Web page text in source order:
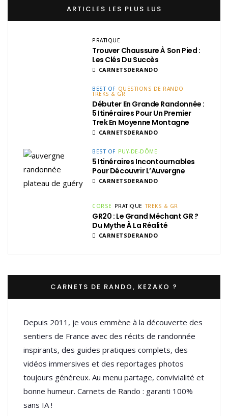
ARTICLES LES PLUS LUS
PRATIQUE
Trouver Chaussure À Son Pied :
Les Clés Du Succès
CARNETSDERANDO
BEST OF QUESTIONS DE RANDO
TREKS & GR
Débuter En Grande Randonnée :
5 Itinéraires Pour Un Premier
Trek En Moyenne Montagne
CARNETSDERANDO
BEST OF PUY-DE-DÔME
5 Itinéraires Incontournables
Pour Découvrir L’Auvergne
CARNETSDERANDO
CORSE PRATIQUE TREKS & GR
GR20 : Le Grand Méchant GR ?
Du Mythe À La Réalité
CARNETSDERANDO
CARNETS DE RANDO, KEZAKO ?
Depuis 2011, je vous emmène à la découverte des
sentiers de France avec des récits de randonnée
inspirants, des guides pratiques complets, des
vidéos immersives et des reportages photos
toujours généreux. Au menu partage, convivialité et
bonne humeur. Carnets de Rando : garanti 100%
sans IA !